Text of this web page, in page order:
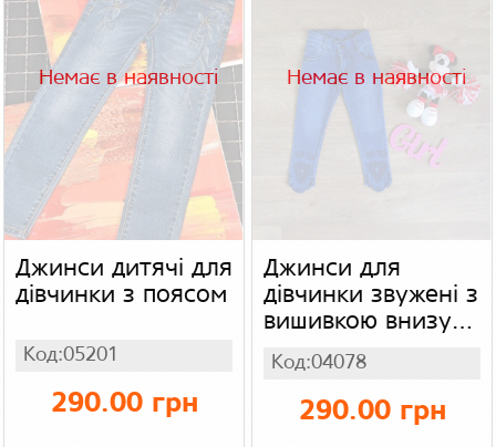
Немає в наявності
Джинси дитячі для
дівчинки з поясом
Код:05201
290.00 грн
Немає в наявності
Джинси для
дівчинки звужені з
вишивкою внизу
Casi
Код:04078
290.00 грн